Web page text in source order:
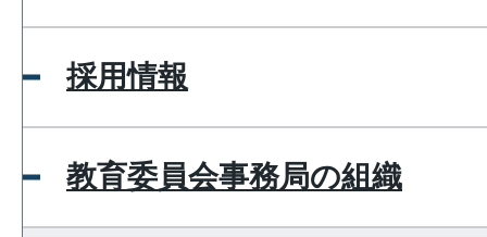
採用情報
教育委員会事務局の組織